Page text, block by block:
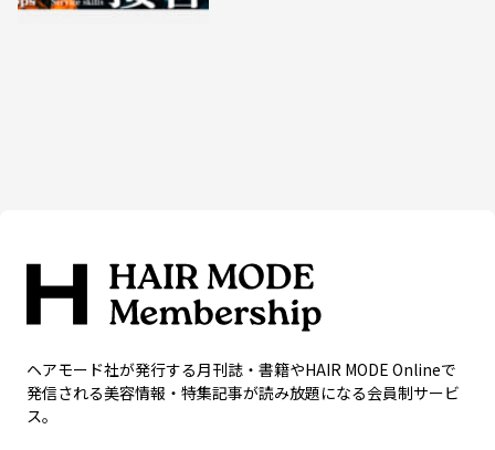
ヘアモード社が発行する月刊誌・書籍やHAIR MODE Onlineで
発信される美容情報・特集記事が読み放題になる会員制サービ
ス。